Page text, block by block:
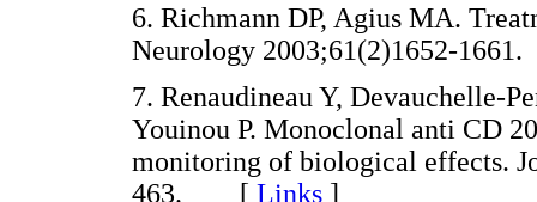
6. Richmann DP, Agius MA.
Neurology 2003;61(2)1652-
7. Renaudineau Y, Devauchelle-
Youinou P. Monoclonal anti CD
monitoring of biological effects.
463. [ Links ]